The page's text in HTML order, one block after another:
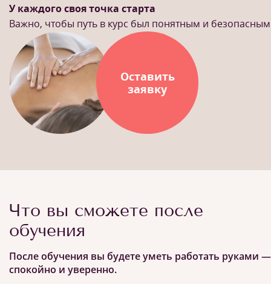
У каждого своя точка старта
Важно, чтобы путь в курс был понятным и безопасным
Оставить
заявку
Что вы сможете после
обучения
После обучения вы будете уметь работать руками —
спокойно и уверенно.